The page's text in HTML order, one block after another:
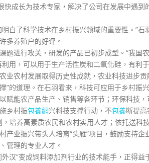
快成长为技术专家，解决了公司在发展中遇到
了科学技术在乡村振兴领域的重要性。”石
多养殖户的好评。
进行攻关，研发的产品已初步成型。“我国
用，可以用于生产活性炭和二氧化硅，有利
农村发展取得历史性成就，农业科技进步贡
”的道理。在石羽看来，科技可应用于乡村振
赋能农产品生产、销售等各环节；环保科技
乡村振包養網兴科技支撑行动，不包養断提
，培养高素质农民和农村实用人才；依托送科
产业振兴带头人培育“头雁”项目，鼓励支持
管理的专业人才。
”变成饲料添加剂行业的技术能手，正得益